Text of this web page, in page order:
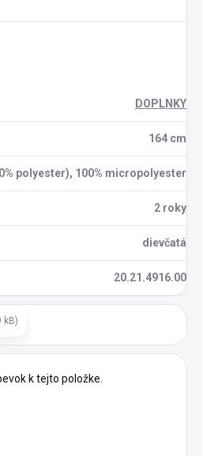
DOPLNKY
164 cm
polyester), 100% micropolyester
2 roky
dievčatá
20.21.4916.00
kB)
k tejto položke.